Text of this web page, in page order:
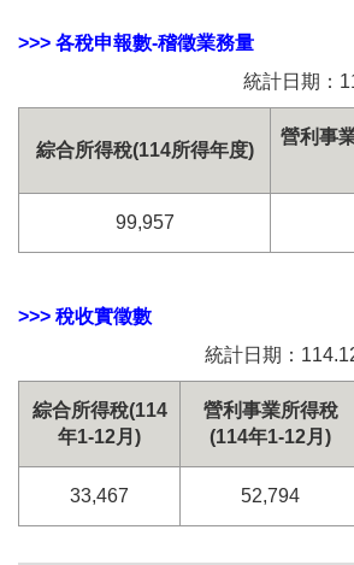
>>> 各稅申報數-稽徵業務量
統計日期：
綜合所得稅(114所得年度)
營利事
99,957
>>> 稅收實徵數
統計日期：
綜合所得稅(114
年1-12月)
營利事業所得稅
(114年1-12月)
33,467 52,794